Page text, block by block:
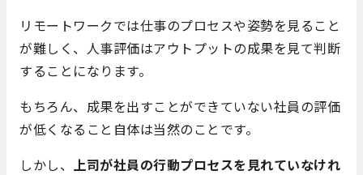
リモートワークでは仕事のプロセスや姿勢を見ること
が難しく、人事評価はアウトプットの成果を見て判断
することになります。
もちろん、成果を出すことができていない社員の評価
が低くなること自体は当然のことです。
しかし、
上司が社員の行動プロセスを見れていなけれ